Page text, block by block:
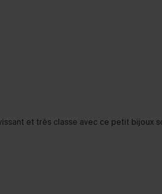
et très classe avec ce petit bijoux